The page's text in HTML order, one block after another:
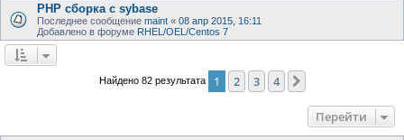
PHP сборка с sybase
Последнее сообщение maint « 08 апр 2015, 16:11
Добавлено в форуме RHEL/OEL/Centos 7
Найдено 82 результата 1 2 3 4
Перейти